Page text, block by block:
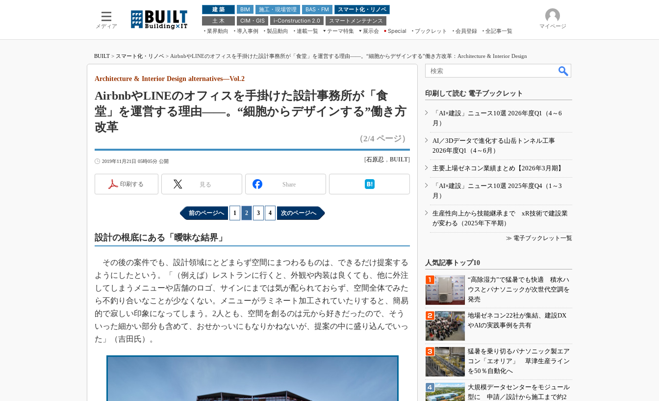
メディア
建 築 BIM 施工・現場管理 BAS・FM
スマート化・リノベ
土 木
CIM・GIS i-Construction 2.0
スマートメンテナンス
業界動向
導入事例 製品動向 連載一覧
テーマ特集
ドローンがもたらす建設業界の“ゲー
ムチェンジ” Ver.2.0
脱3Kから新3Kへ導く建設×IT
“Society5.0”時代のスマートビル
VR／ARが描くモノづくりのミライ
展示会
第8回 国際 建設・測量展
築・土木・不動産の先端技術展－
Japan Drone 2023
IGAS2018
Special ブックレット 会員登録 全記事一覧
マイページ
BUILT > スマート化・リノベ > AirbnbやLINEのオフィスを手掛けた設計事務所が「食堂」を運営する理由――。“細胞からデザインする”働き方改革：Architecture & Interior Design
AirbnbやLINEのオフィスを手掛けた設計事務所が「食
堂」を運営する理由――。“細胞からデザインする”働き方
改革
Architecture & Interior Design alternatives―Vol.2
（2/4 ページ）
2019年11月21日 05時05分 公開 [石原忍 ， BUILT]
印刷する 見る Share
前のページへ 1 2 3 4 次のページへ
設計の根底にある「曖昧な結界」
その後の案件でも、設計領域にとどまらず空間にまつわるものは、できるだけ提案する
ようにしたという。「（例えば）レストランに行くと、外観や内装は良くても、他に外注
してしまうメニューや店舗のロゴ、サインにまでは気が配られておらず、空間全体でみた
ら不釣り合いなことが少なくない。メニューがラミネート加工されていたりすると、簡易
的で寂しい印象になってしまう。2人とも、空間を創るのは元から好きだったので、そう
いった細かい部分も含めて、おせかっいにもなりかねないが、提案の中に盛り込んでいっ
た」（吉田氏）。
印刷して読む 電子ブックレット
「AI×建設」ニュース10選 2026年度Q1（4～6
月）
AI／3Dデータで進化する山岳トンネル工事
2026年度Q1（4～6月）
主要上場ゼネコン業績まとめ【2026年3月期】
「AI×建設」ニュース10選 2025年度Q4（1～3
月）
生産性向上から技能継承まで xR技術で建設業
が変わる（2025年下半期）
≫ 電子ブックレット一覧
人気記事トップ10
“高除湿力”で猛暑でも快適 積水ハ
ウスとパナソニックが次世代空調を
発売
地場ゼネコン22社が集結、建設DX
やAIの実践事例を共有
猛暑を乗り切るパナソニック製エア
コン「エオリア」 草津生産ライン
を50％自動化へ
大規模データセンターをモジュール
型に 申請／設計から施工まで約2